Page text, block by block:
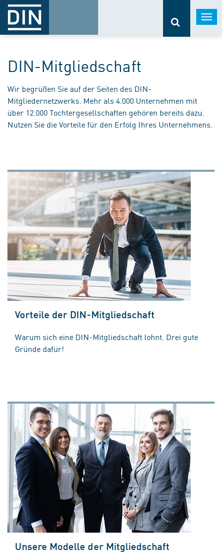
DIN-Mitgliedschaft
Wir begrüßen Sie auf der Seiten des DIN-
Mitgliedernetzwerks. Mehr als 4.000 Unternehmen mit
über 12.000 Tochtergesellschaften gehören bereits dazu.
Nutzen Sie die Vorteile für den Erfolg Ihres Unternehmens.
Vorteile der DIN-Mitgliedschaft
Warum sich eine DIN-Mitgliedschaft lohnt. Drei gute
Gründe dafür!
Unsere Modelle der Mitgliedschaft